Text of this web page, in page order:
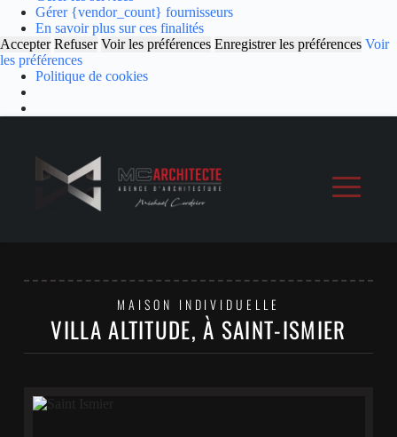
Gérer {vendor_count} fournisseurs
En savoir plus sur ces finalités
Accepter Refuser Voir les préférences Enregistrer les préférences Voir
les préférences
Politique de cookies
MAISON INDIVIDUELLE
VILLA ALTITUDE, À SAINT-ISMIER